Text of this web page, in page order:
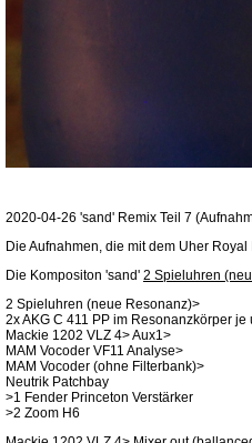
2020-04-26 'sand' Remix Teil 7
Die Aufnahmen, die mit dem Uher
Die Kompositon 'sand' 2 Spieluhren
2 Spieluhren (neue Resonanz)>
2x AKG C 411 PP im Resonanzkörper
Mackie 1202 VLZ 4> Aux1>
MAM Vocoder VF11 Analyse>
MAM Vocoder (ohne Filterbank)>
Neutrik Patchbay
>1 Fender Princeton Verstärker
>2 Zoom H6